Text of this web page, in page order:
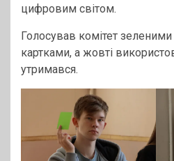
цифровим світом.
Голосував комітет
картками, а жовті
утримався.